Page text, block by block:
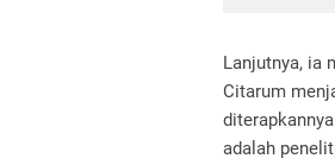
Lanjutnya, ia
Citarum
adalah